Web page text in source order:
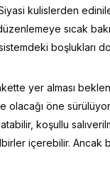
kulislerden
sıcak
boşlukları
yer alması
olacağı öne
koşullu
içerebilir. Ancak